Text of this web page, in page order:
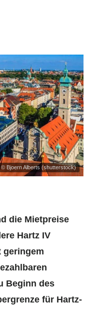
© Bjoern Alberts (shutterstock)
die Mietpreise
Hartz IV
geringem
Beginn des
für Hartz-